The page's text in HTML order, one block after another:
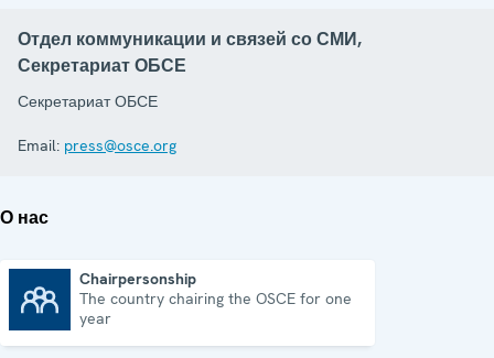
Отдел коммуникации и связей со СМИ,
Секретариат ОБСЕ
Секретариат ОБСЕ
Email: press@osce.org
О нас
Chairpersonship
The country chairing the OSCE for one
year